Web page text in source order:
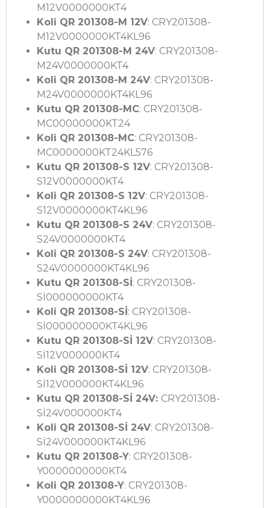
M12V0000000KT4
Koli QR 201308-M 12V: CRY201308-
M12V0000000KT4KL96
Kutu QR 201308-M 24V: CRY201308-
M24V0000000KT4
Koli QR 201308-M 24V: CRY201308-
M24V0000000KT4KL96
Kutu QR 201308-MC: CRY201308-
MC00000000KT24
Koli QR 201308-MC: CRY201308-
MC0000000KT24KL576
Kutu QR 201308-S 12V: CRY201308-
S12V0000000KT4
Koli QR 201308-S 12V: CRY201308-
S12V0000000KT4KL96
Kutu QR 201308-S 24V: CRY201308-
S24V0000000KT4
Koli QR 201308-S 24V: CRY201308-
S24V0000000KT4KL96
Kutu QR 201308-Sİ: CRY201308-
Sİ000000000KT4
Koli QR 201308-Sİ: CRY201308-
Sİ000000000KT4KL96
Kutu QR 201308-Sİ 12V: CRY201308-
Sİ12V000000KT4
Koli QR 201308-Sİ 12V: CRY201308-
Sİ12V000000KT4KL96
Kutu QR 201308-Sİ 24V: CRY201308-
Sİ24V000000KT4
Koli QR 201308-Sİ 24V: CRY201308-
Sİ24V000000KT4KL96
Kutu QR 201308-Y: CRY201308-
Y0000000000KT4
Koli QR 201308-Y: CRY201308-
Y0000000000KT4KL96